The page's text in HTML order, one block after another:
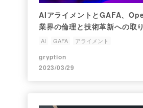
AIアライメントとGAFA、
業界の倫理と技術革新への取
AI GAFA アライメント
gryption
2023/03/29